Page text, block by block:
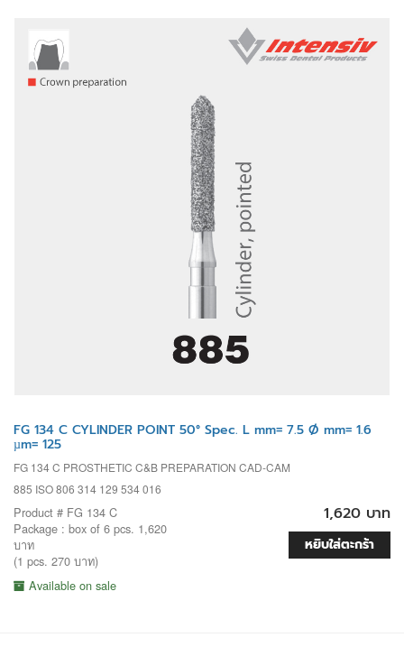
FG 134 C CYLINDER POINT 50° Spec. L mm= 7.5 Ø mm= 1.6
µm= 125
FG 134 C PROSTHETIC C&B PREPARATION CAD-CAM
885 ISO 806 314 129 534 016
Product # FG 134 C
Package : box of 6 pcs. 1,620
บาท
(1 pcs. 270 บาท)
Available on sale
1,620 บาท
หยิบใส่ตะกร้า